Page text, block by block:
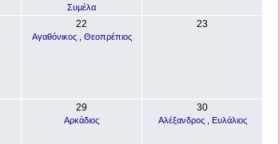
Συμέλα
22
Αγαθόνικος , Θεοπρέπιος
23
29
Αρκάδιος
30
Αλέξανδρος , Ευλάλιος